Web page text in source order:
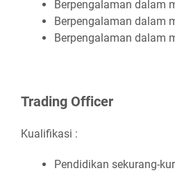
Bеrреngаlаmаn dаlаm
Bеrреngаlаmаn dаlаm
Bеrреngаlаmаn dаlаm
Trаdіng Offісеr
Kualifikasi :
Pеndіdіkаn ѕеkurаng-